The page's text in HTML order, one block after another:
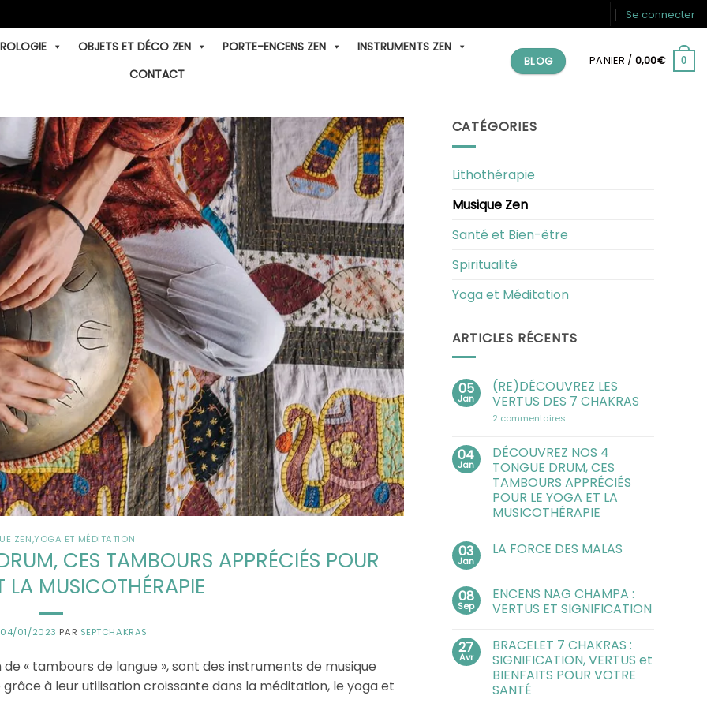
Se connecter
OBJETS ET DÉCO ZEN PORTE-ENCENS ZEN
INSTRUMENTS ZEN
CONTACT
BLOG PANIER / 0,00€ 0
ZEN,YOGA ET MÉDITATION
CES TAMBOURS APPRÉCIÉS POUR
LA MUSICOTHÉRAPIE
04/01/2023 PAR SEPTCHAKRAS
« tambours de langue », sont des instruments de musique
à leur utilisation croissante dans la méditation, le yoga et
CATÉGORIES
Lithothérapie
Musique Zen
Santé et Bien-être
Spiritualité
Yoga et Méditation
ARTICLES RÉCENTS
05
Jan
(RE)DÉCOUVREZ LES
VERTUS DES 7 CHAKRAS
2 commentairessur
VERTUS
DES
7
CHAKRAS
04
Jan
DÉCOUVREZ NOS 4
TONGUE DRUM, CES
TAMBOURS APPRÉCIÉS
POUR LE YOGA ET LA
MUSICOTHÉRAPIE
sur
TONGUE
DRUM,
CES
POUR
LE
YOGA
ET
LA
MUSICOTHÉRAPIE
03
Jan
LA FORCE DES MALAS
LA
FORCE
DES
08
Sep
ENCENS NAG CHAMPA :
VERTUS ET SIGNIFICATION
sur
ENCENS
NAG
CHAMPA
VERTUS
27
Avr
BRACELET 7 CHAKRAS :
SIGNIFICATION, VERTUS et
BIENFAITS POUR VOTRE
SANTÉ